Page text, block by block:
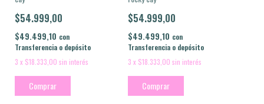
$54.999,00
$49.499,10 con
Transferencia o depósito
3 x $18.333,00 sin interés
Comprar
$54.999,00
$49.499,10 con
Transferencia o depósito
3 x $18.333,00 sin interés
Comprar